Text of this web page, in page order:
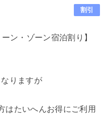
割引
ン・ゾーン宿泊割り】
りますが
はたいへんお得にご利用